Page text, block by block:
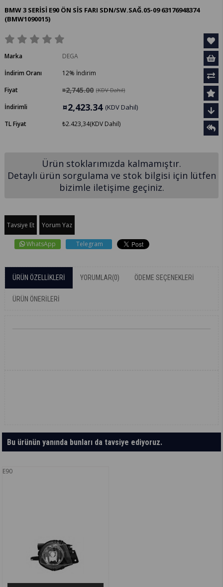
BMW 3 SERİSİ E90 ÖN SİS FARI SDN/SW.SAĞ.05-09 63176948374
(BMW1090015)
Marka
DEGA
İndirim Oranı
%
12
İndirim
Fiyat
¤2,745.00 (KDV Dahil)
İndirimli ¤2,423.34 (KDV Dahil)
TL Fiyat ₺2.423,34(KDV Dahil)
Ürün stoklarımızda kalmamıştır.
Detaylı ürün sorgulama ve stok bilgisi için lütfen
bizimle iletişime geçiniz.
Tavsiye Et Yorum Yaz
WhatsApp Telegram
ÜRÜN ÖZELLIKLERI YORUMLAR(0) ÖDEME SEÇENEKLERI
ÜRÜN ÖNERILERI
Bu ürünün yanında bunları da tavsiye ediyoruz.
E90